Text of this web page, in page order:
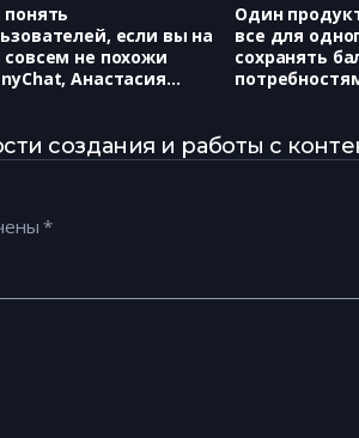
понять
если вы на
совсем не похожи
Анастасия
Один
все для
сохранять
Георгий
создания и работы с
*